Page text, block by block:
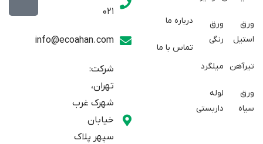
ورق
استیل
تیرآهن
ورق
سیاه
ورق
رنگی
میلگرد
لوله
داربستی
درباره ما
تماس با ما
021
info@ecoahan.com
شرکت:
تهران،
شهرک غرب
خیابان
سپهر پلاک
g